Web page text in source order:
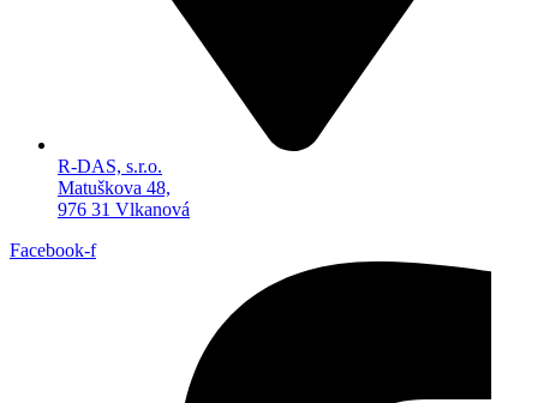
R-DAS, s.r.o.
Matuškova 48,
976 31 Vlkanová
Facebook-f